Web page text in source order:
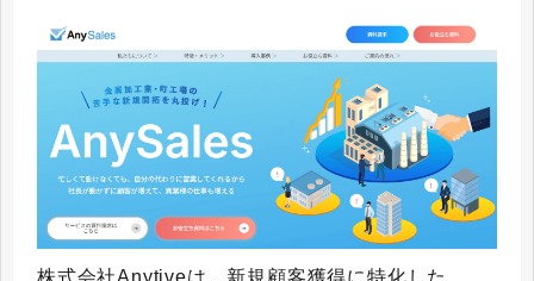
株式会社Anytiveは、新規顧客獲得に特化した